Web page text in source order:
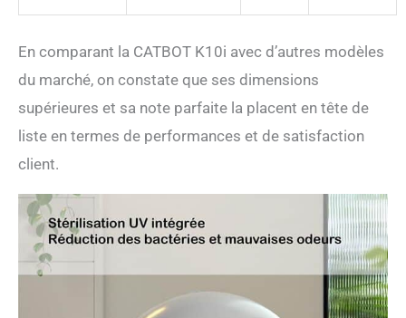
En comparant la CATBOT K10i avec d’autres modèles
du marché, on constate que ses dimensions
supérieures et sa note parfaite la placent en tête de
liste en termes de performances et de satisfaction
client.